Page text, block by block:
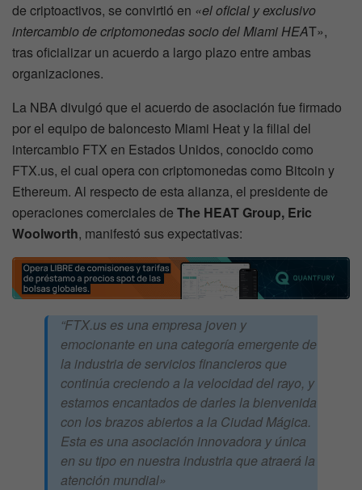
de criptoactivos, se convirtió en «el oficial y exclusivo
intercambio de criptomonedas socio del Miami HEAT»,
tras oficializar un acuerdo a largo plazo entre ambas
organizaciones.
La NBA divulgó que el acuerdo de asociación fue firmado
por el equipo de baloncesto Miami Heat y la filial del
intercambio FTX en Estados Unidos, conocido como
FTX.us, el cual opera con criptomonedas como Bitcoin y
Ethereum. Al respecto de esta alianza, el presidente de
operaciones comerciales de The HEAT Group, Eric
Woolworth, manifestó sus expectativas:
“FTX.us es una empresa joven y
emocionante en una categoría emergente de
la industria de servicios financieros que
continúa creciendo a la velocidad del rayo, y
estamos encantados de darles la bienvenida
con los brazos abiertos a la Ciudad Mágica.
Esta es una asociación innovadora y única
en su tipo en nuestra industria que atraerá la
atención mundial»